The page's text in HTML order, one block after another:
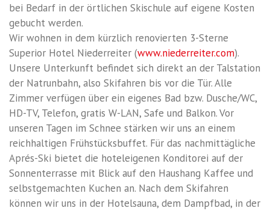
bei Bedarf in der örtlichen Skischule auf eigene Kosten
gebucht werden.
Wir wohnen in dem kürzlich renovierten 3-Sterne
Superior Hotel Niederreiter (www.niederreiter.com).
Unsere Unterkunft befindet sich direkt an der Talstation
der Natrunbahn, also Skifahren bis vor die Tür. Alle
Zimmer verfügen über ein eigenes Bad bzw. Dusche/WC,
HD-TV, Telefon, gratis W-LAN, Safe und Balkon. Vor
unseren Tagen im Schnee stärken wir uns an einem
reichhaltigen Frühstücksbuffet. Für das nachmittägliche
Aprés-Ski bietet die hoteleigenen Konditorei auf der
Sonnenterrasse mit Blick auf den Haushang Kaffee und
selbstgemachten Kuchen an. Nach dem Skifahren
können wir uns in der Hotelsauna, dem Dampfbad, in der